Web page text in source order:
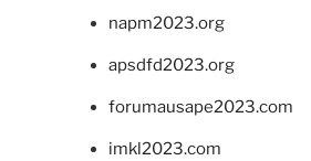
napm2023.org
apsdfd2023.org
forumausape2023.com
imkl2023.com